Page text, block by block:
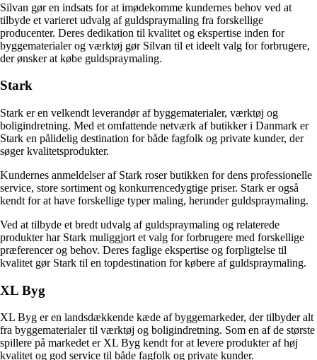
Silvan gør en indsats for at imødekomme kundernes behov ved at
tilbyde et varieret udvalg af guldspraymaling fra forskellige
producenter. Deres dedikation til kvalitet og ekspertise inden for
byggematerialer og værktøj gør Silvan til et ideelt valg for forbrugere,
der ønsker at købe guldspraymaling.
Stark
Stark er en velkendt leverandør af byggematerialer, værktøj og
boligindretning. Med et omfattende netværk af butikker i Danmark er
Stark en pålidelig destination for både fagfolk og private kunder, der
søger kvalitetsprodukter.
Kundernes anmeldelser af Stark roser butikken for dens professionelle
service, store sortiment og konkurrencedygtige priser. Stark er også
kendt for at have forskellige typer maling, herunder guldspraymaling.
Ved at tilbyde et bredt udvalg af guldspraymaling og relaterede
produkter har Stark muliggjort et valg for forbrugere med forskellige
præferencer og behov. Deres faglige ekspertise og forpligtelse til
kvalitet gør Stark til en topdestination for købere af guldspraymaling.
XL Byg
XL Byg er en landsdækkende kæde af byggemarkeder, der tilbyder alt
fra byggematerialer til værktøj og boligindretning. Som en af de største
spillere på markedet er XL Byg kendt for at levere produkter af høj
kvalitet og god service til både fagfolk og private kunder.